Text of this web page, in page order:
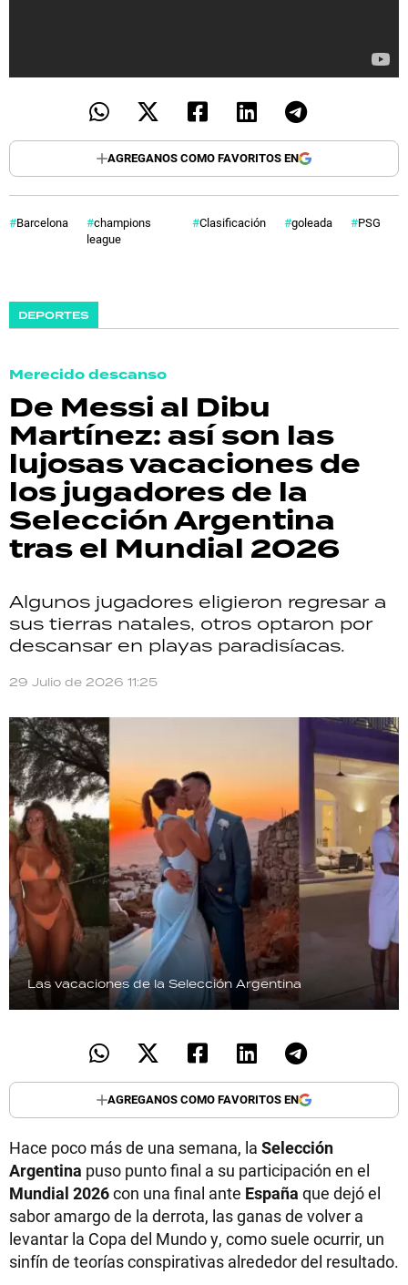
AGREGANOS COMO FAVORITOS EN
Barcelona
champions
league
Clasificación goleada PSG
DEPORTES
Merecido descanso
De Messi al Dibu
Martínez: así son las
lujosas vacaciones de
los jugadores de la
Selección Argentina
tras el Mundial 2026
Algunos jugadores eligieron regresar a
sus tierras natales, otros optaron por
descansar en playas paradisíacas.
29 Julio de 2026 11:25
Las vacaciones de la Selección Argentina
AGREGANOS COMO FAVORITOS EN
Hace poco más de una semana, la Selección
Argentina puso punto final a su participación en el
Mundial 2026con una final ante España que dejó el
sabor amargo de la derrota, las ganas de volver a
levantar la Copa del Mundo y, como suele ocurrir, un
sinfín de teorías conspirativas alrededor del resultado.